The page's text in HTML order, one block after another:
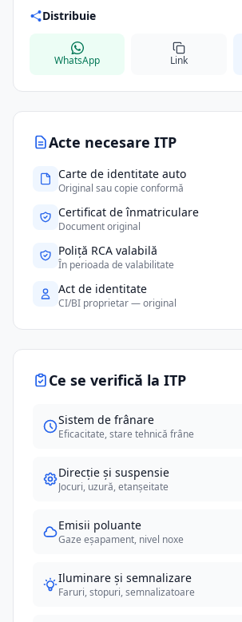
Acte necesare ITP
Carte de identitate auto
Original sau copie conformă
Certificat de înmatriculare
Document original
Poliță RCA valabilă
În perioada de valabilitate
Act de identitate
CI/BI proprietar — original
Ce se verifică la ITP
Sistem de frânare
Eficacitate, stare tehnică frâne
Direcție și suspensie
Jocuri, uzură, etanșeitate
Emisii poluante
Gaze eșapament, nivel noxe
Iluminare și semnalizare
Faruri, stopuri, semnalizatoare
Distribuie
WhatsApp Link